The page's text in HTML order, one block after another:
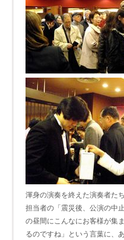
渾身の演奏を終えた演奏者た
担当者の「震災後、公演の中
の昼間にこんなにお客様が集
るのですね」という言葉に、